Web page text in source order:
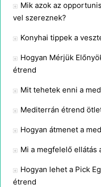
Mik azok az
vel szereznek?
Konyhai tippek a
Hogyan Mérjük
étrend
Mit tehetek enni a
Mediterrán étrend
Hogyan átmenet a
Mi a megfelelő ellátás
Hogyan lehet a Pick
étrend